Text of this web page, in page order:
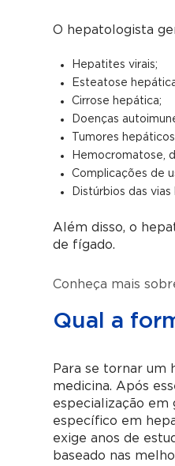
O hepatologista
Hepatites virais;
Esteatose
Cirrose hepática;
Doenças
Tumores
Hemocromatose,
Complicações de
Distúrbios das vias
Além disso, o
de fígado.
Conheça mais
Qual a
Para se tornar um
medicina. Após
especialização em
específico em
exige anos de
baseado nas